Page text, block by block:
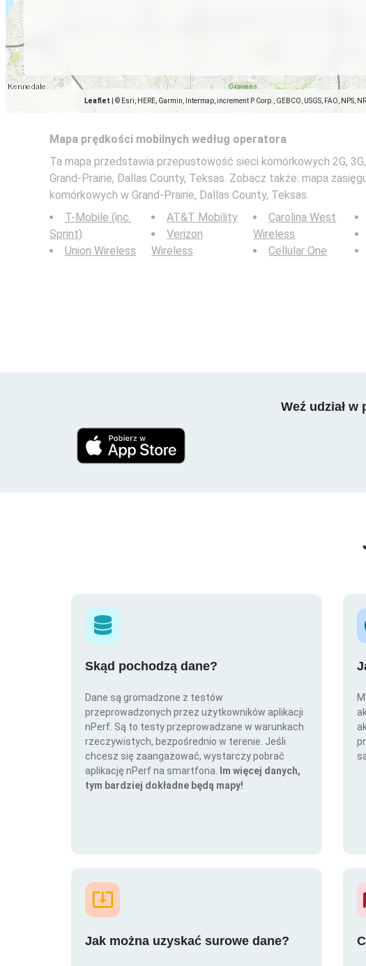
Leaflet © Esri, HERE, Garmin, Intermap, increment P Corp., GEBCO, USGS, FAO,
Mapa prędkości mobilnych według operatora
Ta mapa przedstawia przepustowość sieci komórkowych 2G,
Grand-Prairie, Dallas County, Teksas. Zobacz także: mapa
komórkowych w Grand-Prairie, Dallas County, Teksas.
T-Mobile (inc.
Sprint)
Union Wireless
AT&T Mobility
Verizon
Wireless
Carolina West
Wireless
Cellular One
Weź udział
Skąd pochodzą dane?
Dane są gromadzone z testów
przeprowadzonych przez użytkowników aplikacji
nPerf. Są to testy przeprowadzane w warunkach
rzeczywistych, bezpośrednio w terenie. Jeśli
chcesz się zaangażować, wystarczy pobrać
aplikację nPerf na smartfona.
Im więcej danych,
tym bardziej dokładne będą mapy!
Jak można uzyskać surowe dane?